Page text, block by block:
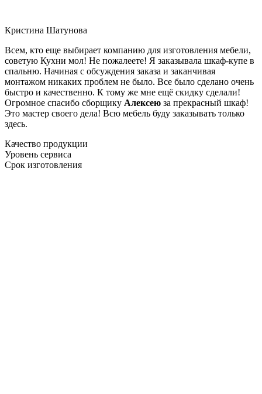
Кристина Шатунова
Всем, кто еще выбирает компанию для изготовления мебели,
советую Кухни мол! Не пожалеете! Я заказывала шкаф-купе в
спальню. Начиная с обсуждения заказа и заканчивая
монтажом никаких проблем не было. Все было сделано очень
быстро и качественно. К тому же мне ещё скидку сделали!
Огромное спасибо сборщику Алексею за прекрасный шкаф!
Это мастер своего дела! Всю мебель буду заказывать только
здесь.
Качество продукции
Уровень сервиса
Срок изготовления